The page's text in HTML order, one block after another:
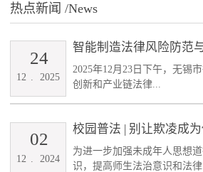
热点新闻 /News
智能制造法律风险防范
2025年12月23日下午，无锡
创新和产业链法律...
12 . 2025
24
校园普法 | 别让欺凌成
为进一步加强未成年人思想
识，提高师生法治意识和法律
12 2024
02